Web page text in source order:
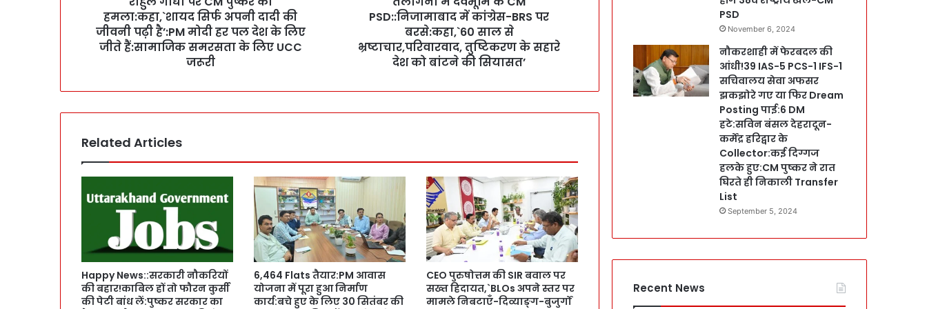
क
,
`
शा
प
नी
दा
दी
हमला:कहा,`शायद सिर्फ अपनी दादी की
जीवनी पढ़ी है’:PM मोदी हर पल देश के लिए
जीते हैं:सामाजिक समरसता के लिए UCC
जरूरी
नि
बा
द
ग्रे
स
-
B
R
S
प
PSD::निजामाबाद में कांग्रेस-BRS पर
बरसे:कहा,`60 साल से
भ्रष्टाचार,परिवारवाद, तुष्टिकरण के सहारे
देश को बांटने की सियासत’
Related Articles
Happy News::सरकारी नौकरियों
की बहार!काबिल हों तो फौरन कुर्सी
की पेटी बांध लें:पुष्कर सरकार का
6,464 Flats तैयार:PM आवास
योजना में पूरा हुआ निर्माण
कार्य:बचे हुए के लिए 30 सितंबर की
CEO पुरुषोत्तम की SIR बवाल पर
सख्त हिदायत,`BLOs अपने स्तर पर
मामले निबटाएँ-दिव्याङ्ग-बुजुर्गों
PSD
November 6, 2024
नौकरशाही में फेरबदल की
आंधी!39 IAS-5 PCS-1 IFS-1
सचिवालय सेवा अफसर
झकझोरे गए या फिर Dream
Posting पाई:6 DM
हटे:सविन बंसल देहरादून-
कर्मेंद्र हरिद्वार के
Collector:कई दिग्गज
हलके हुए:CM पुष्कर ने रात
घिरते ही निकाली Transfer
List
September 5, 2024
Recent News